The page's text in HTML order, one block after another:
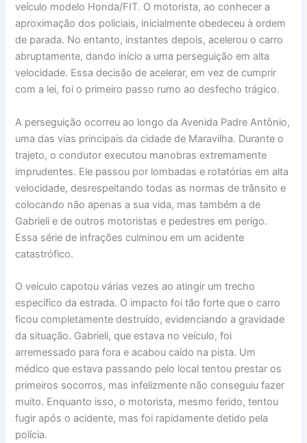
veículo modelo Honda/FIT. O motorista, ao conhecer a
aproximação dos policiais, inicialmente obedeceu à ordem
de parada. No entanto, instantes depois, acelerou o carro
abruptamente, dando início a uma perseguição em alta
velocidade. Essa decisão de acelerar, em vez de cumprir
com a lei, foi o primeiro passo rumo ao desfecho trágico.
A perseguição ocorreu ao longo da Avenida Padre Antônio,
uma das vias principais da cidade de Maravilha. Durante o
trajeto, o condutor executou manobras extremamente
imprudentes. Ele passou por lombadas e rotatórias em alta
velocidade, desrespeitando todas as normas de trânsito e
colocando não apenas a sua vida, mas também a de
Gabrieli e de outros motoristas e pedestres em perigo.
Essa série de infrações culminou em um acidente
catastrófico.
O veículo capotou várias vezes ao atingir um trecho
específico da estrada. O impacto foi tão forte que o carro
ficou completamente destruído, evidenciando a gravidade
da situação. Gabrieli, que estava no veículo, foi
arremessado para fora e acabou caído na pista. Um
médico que estava passando pelo local tentou prestar os
primeiros socorros, mas infelizmente não conseguiu fazer
muito. Enquanto isso, o motorista, mesmo ferido, tentou
fugir após o acidente, mas foi rapidamente detido pela
polícia.